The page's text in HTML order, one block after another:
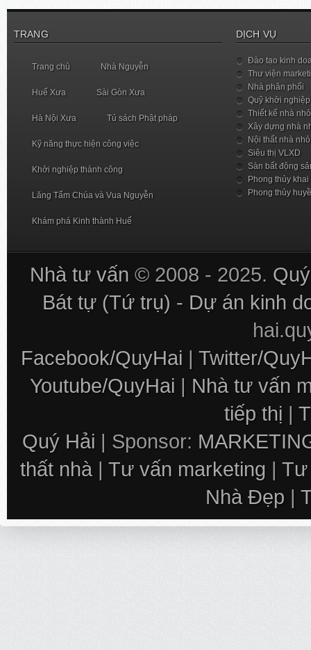
TRANG
Trang chủ Nhà Nguyễn
Huế Xưa Sài Gòn Xưa
Hà Nội Xưa Tủ sách Phật pháp
Kỹ năng thực hiện công việc
Khởi nghiệp thành công
Lăng Tẩm Chúa và Vua Nguyễn
Khám phá Kinh thành Huế
DỊCH VỤ
Đào tạo kinh
Thư viện
Nhà phân phối
Quỹ khởi nghiệp
Thiết kế nhà nhỏ
Xây dựng nhà
Nội thất nhà nhỏ
Siêu thị VLXD
Sàn bất động
Phong thủy khai
Phong thủy
Nhà tư vấn © 2008 - 2025.
Bát tự (Tứ trụ) - Dự án kinh
Facebook/QuyHai | Twitter/
Youtube/QuyHai | Nhà tư vấn
tiếp thị |
Quý Hải | Sponsor:
thất nhà | Tư vấn marketing | Tư
Nhà Đẹp |